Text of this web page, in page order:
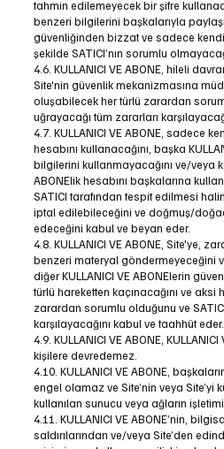
tahmin edilemeyecek bir şifre
benzeri bilgilerini başkalarıyla
güvenliğinden bizzat ve sadece
şekilde SATICI’nın sorumlu
4.6. KULLANICI VE ABONE, hileli
Site'nin güvenlik mekanizmasına
oluşabilecek her türlü zarardan
uğrayacağı tüm zararları
4.7. KULLANICI VE ABONE, sadece
hesabını kullanacağını, başka
bilgilerini kullanmayacağını ve/veya
ABONElik hesabını başkalarına
SATICI tarafından tespit edilmesi
iptal edilebileceğini ve doğmuş/
edeceğini kabul ve beyan eder.
4.8. KULLANICI VE ABONE, Site'ye,
benzeri materyal göndermeyeceğini
diğer KULLANICI VE ABONElerin
türlü hareketten kaçınacağını ve
zarardan sorumlu olduğunu ve
karşılayacağını kabul ve taahhüt eder.
4.9. KULLANICI VE ABONE,
kişilere devredemez.
4.10. KULLANICI VE ABONE,
engel olamaz ve Site’nin veya Site’yi
kullanılan sunucu veya ağların
4.11. KULLANICI VE ABONE’nin,
saldırılarından ve/veya Site’den